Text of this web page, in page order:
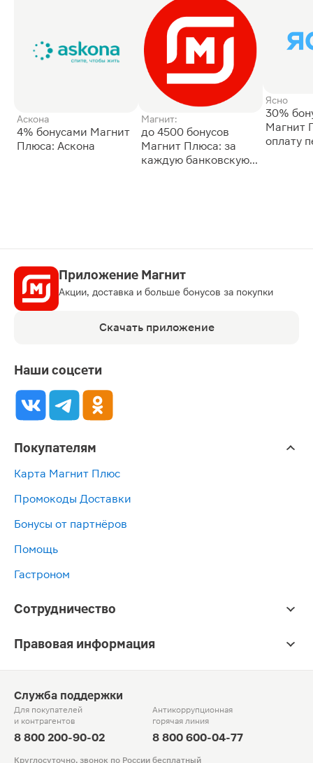
Аскона
4% бонусами Магнит
Плюса: Аскона
Магнит:
до 4500 бонусов
Магнит Плюса: за
каждую банковскую
Ясно
30%
Магнит
оплату
Приложение Магнит
Акции, доставка и больше бонусов за покупки
Скачать приложение
Наши соцсети
Покупателям
Карта Магнит Плюс
Промокоды Доставки
Бонусы от партнёров
Помощь
Гастроном
Сотрудничество
Правовая информация
Служба поддержки
Для покупателей
и контрагентов
8 800 200-90-02
Антикоррупционная
горячая линия
8 800 600-04-77
Круглосуточно, звонок по России бесплатный